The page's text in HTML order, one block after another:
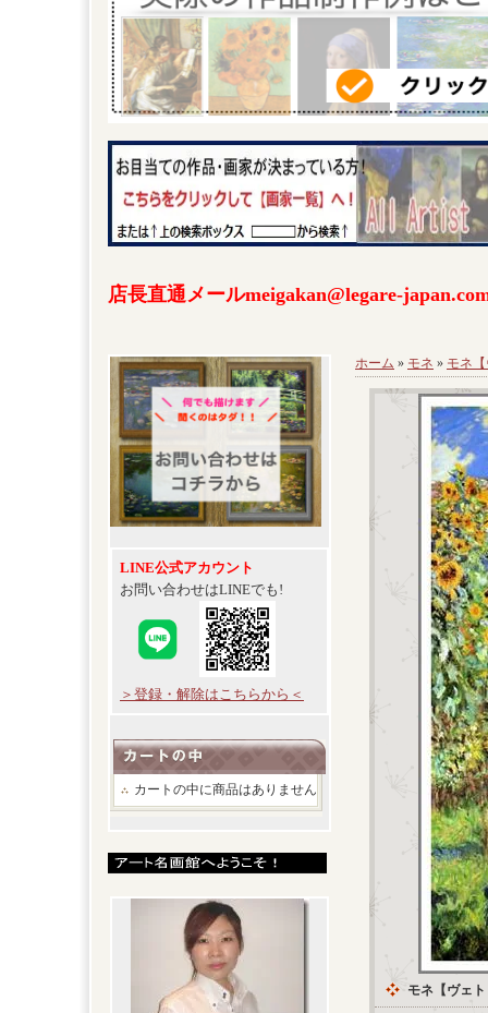
店長直通メールmeigakan@legare-
LINE公式アカウント
お問い合わせはLINEでも!
＞登録・解除はこちらから＜
カートの中に商品はありません
ホーム » モネ » モネ
モネ【ヴェ